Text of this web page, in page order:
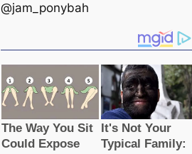
@jam_ponybah